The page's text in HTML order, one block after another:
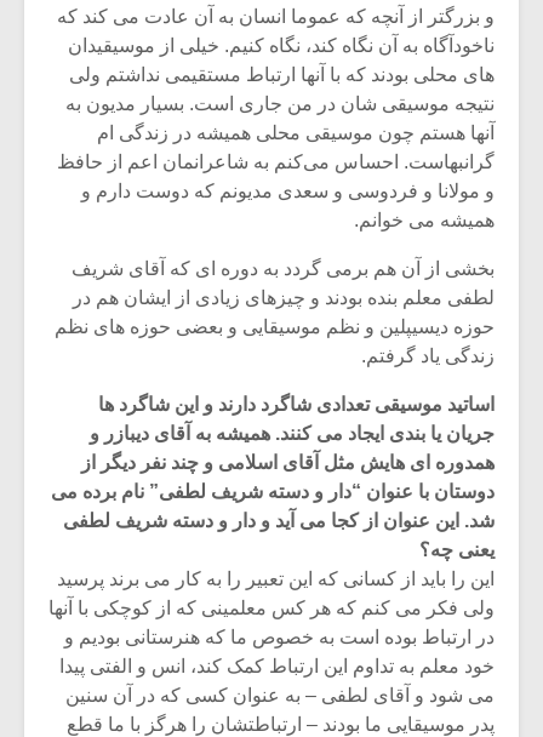
و بزرگتر از آنچه که عموما انسان به آن عادت می کند که
ناخودآگاه به آن نگاه کند، نگاه کنیم. خیلی از موسیقیدان
های محلی بودند که با آنها ارتباط مستقیمی نداشتم ولی
نتیجه موسیقی شان در من جاری است. بسیار مدیون به
آنها هستم چون موسیقی محلی همیشه در زندگی ام
گرانبهاست. احساس می‌کنم به شاعرانمان اعم از حافظ
و مولانا و فردوسی و سعدی مدیونم که دوست دارم و
همیشه می خوانم.
بخشی از آن هم برمی گردد به دوره ای که آقای شریف
لطفی معلم بنده بودند و چیزهای زیادی از ایشان هم در
حوزه دیسیپلین و نظم موسیقایی و بعضی حوزه های نظم
زندگی یاد گرفتم.
اساتید موسیقی تعدادی شاگرد دارند و این شاگرد ها
جریان یا بندی ایجاد می کنند. همیشه به آقای دیبازر و
همدوره ای هایش مثل آقای اسلامی و چند نفر دیگر از
دوستان با عنوان “دار و دسته شریف لطفی” نام برده می
شد. این عنوان از کجا می آید و دار ‌و‌ دسته شریف لطفی
یعنی چه؟
این را باید از کسانی که این تعبیر را به کار می برند پرسید
ولی فکر می کنم که هر کس معلمینی که از کوچکی با آنها
در ارتباط بوده است به خصوص ما که هنرستانی بودیم و
خود معلم به تداوم این ارتباط کمک کند، انس و الفتی پیدا
می شود و آقای لطفی – به عنوان کسی که در آن سنین
پدر موسیقایی ما بودند – ارتباطتشان را هرگز با ما قطع